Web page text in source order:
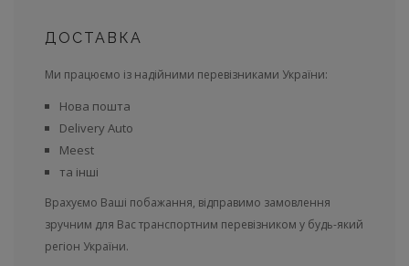
ДОСТАВКА
Ми працюємо із надійними перевізниками України:
Нова пошта
Delivery Auto
Meest
та інші
Врахуємо Ваші побажання, відправимо замовлення
зручним для Вас транспортним перевізником у будь-який
регіон України.